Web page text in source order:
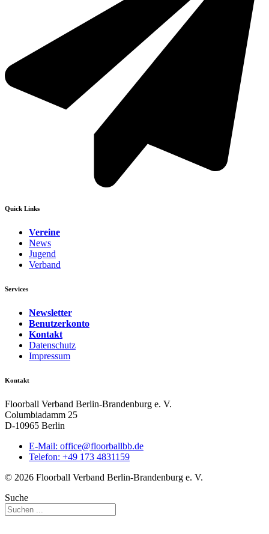
Quick Links
Vereine
News
Jugend
Verband
Services
Newsletter
Benutzerkonto
Kontakt
Datenschutz
Impressum
Kontakt
Floorball Verband Berlin-Brandenburg e. V.
Columbiadamm 25
D-10965 Berlin
E-Mail: ed.bbllabroolf@eciffo
Telefon: +49 173 4831159
© 2026 Floorball Verband Berlin-Brandenburg e. V.
Suche